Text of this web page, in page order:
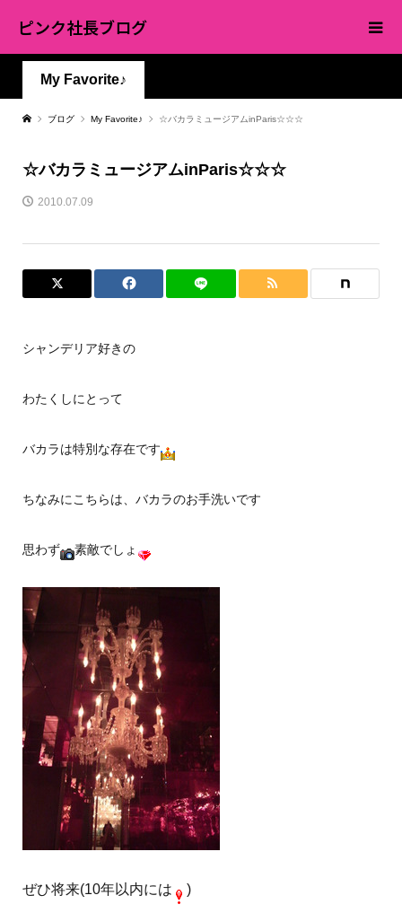
ピンク社長ブログ
My Favorite♪
ブログ My Favorite♪ ☆バカラミュージアムinParis☆☆☆
☆バカラミュージアムinParis☆☆☆
2010.07.09
シャンデリア好きの
わたくしにとって
バカラは特別な存在です
ちなみにこちらは、バカラのお手洗いです
思わず 素敵でしょ
ぜひ将来(10年以内には )